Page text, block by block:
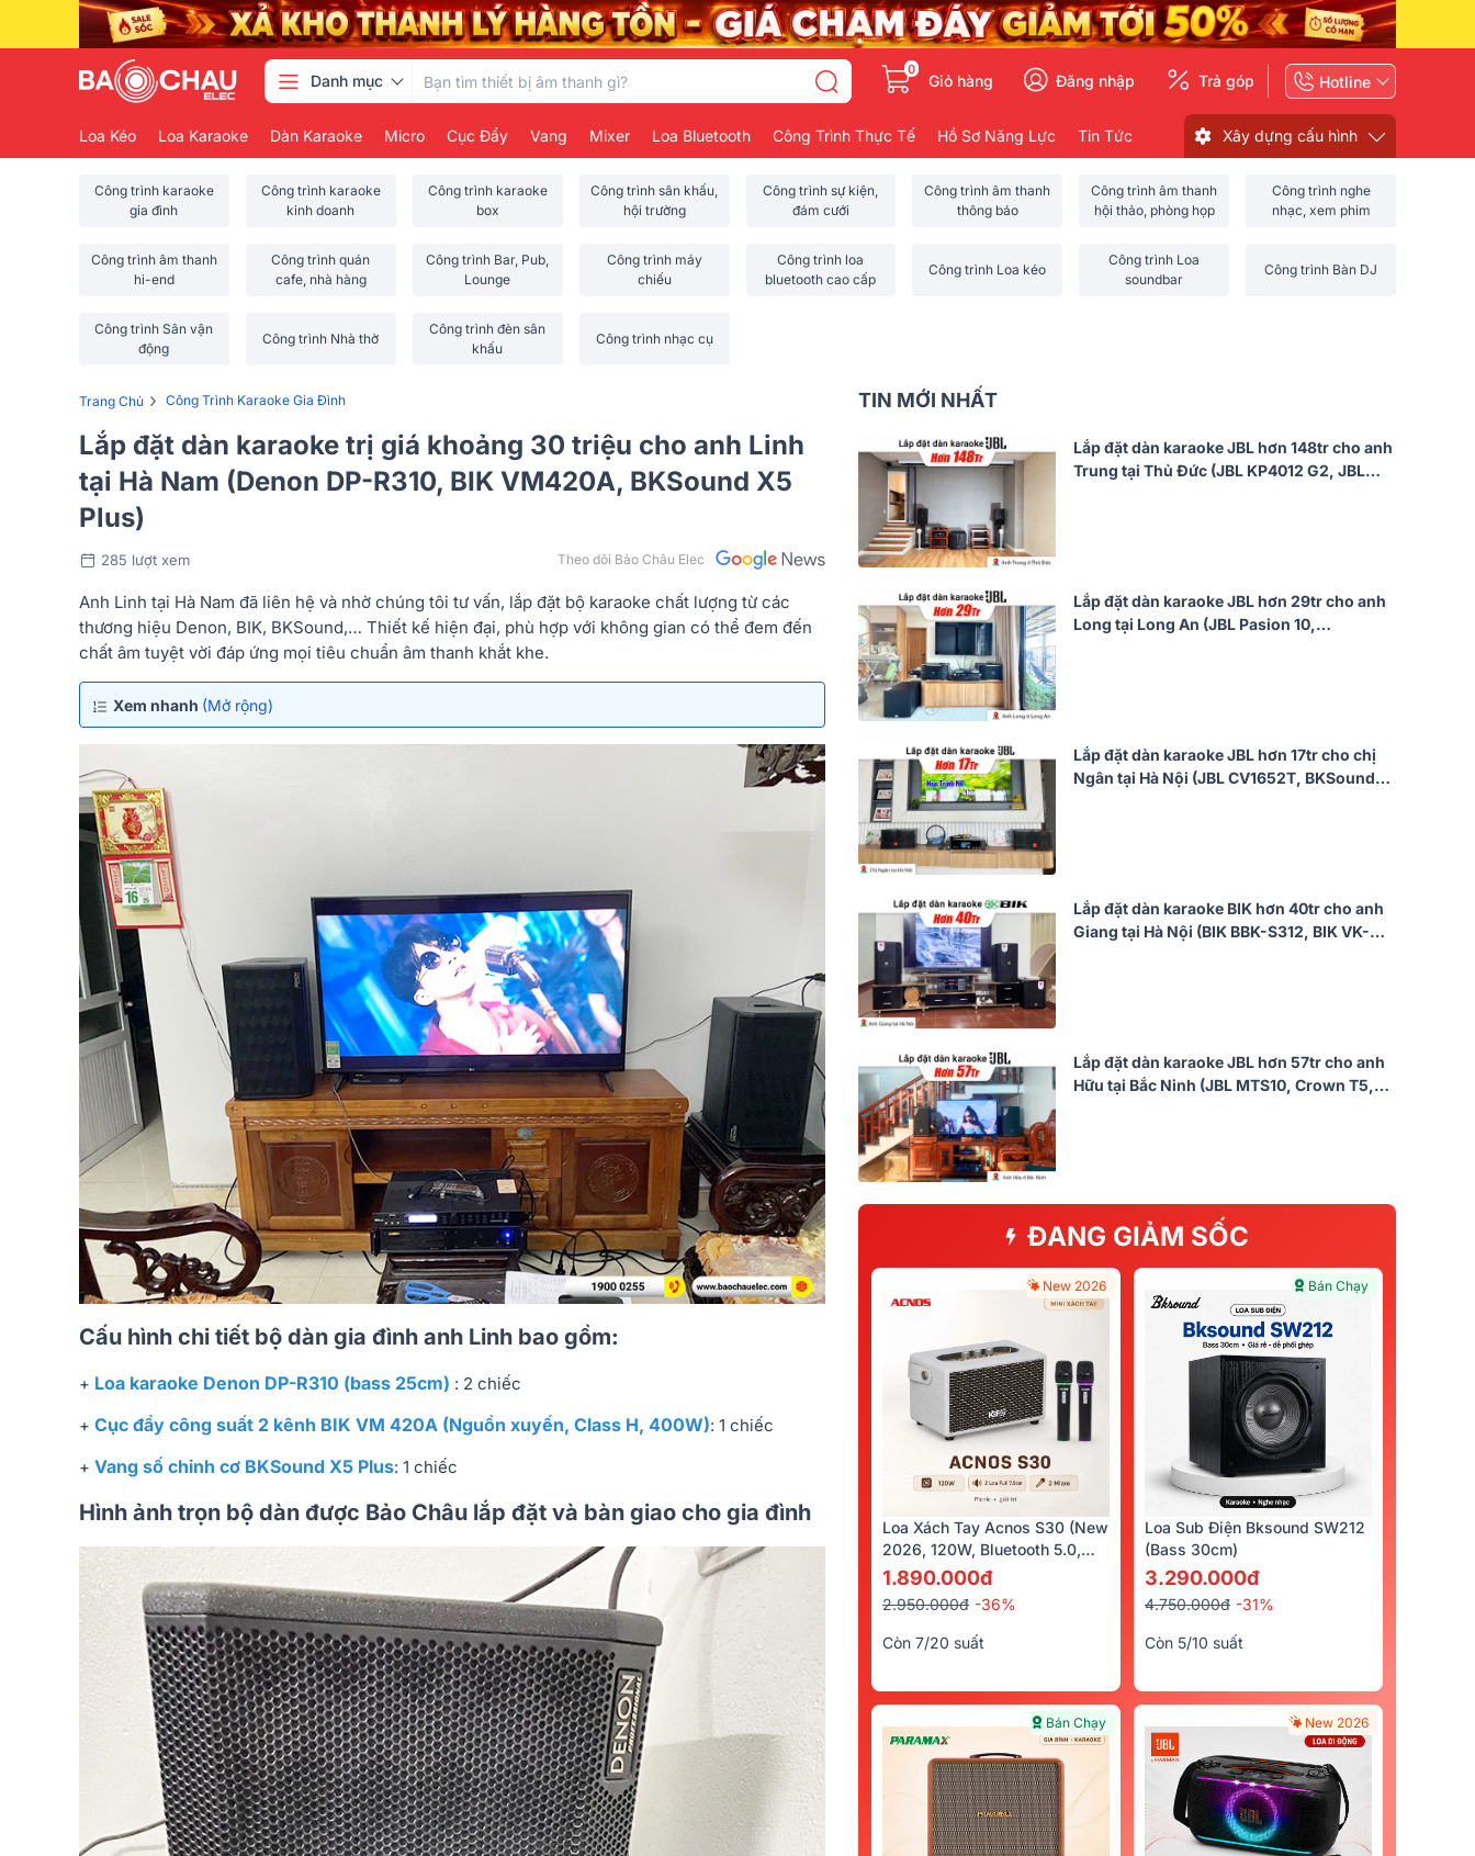
Danh mục
0
Giỏ hàng Đăng nhập Trả góp Hotline
Loa Kéo Loa Karaoke Dàn Karaoke Micro Cục Đẩy Vang Mixer Loa Bluetooth Công Trình Thực Tế Hồ Sơ Năng Lực Tin Tức Xây dựng cấu hình
Công trình karaoke
gia đình
Công trình karaoke
kinh doanh
Công trình karaoke
box
Công trình sân khấu,
hội trường
Công trình sự kiện,
đám cưới
Công trình âm thanh
thông báo
Công trình âm thanh
hội thảo, phòng họp
Công trình nghe
nhạc, xem phim
Công trình âm thanh
hi-end
Công trình quán
cafe, nhà hàng
Công trình Bar, Pub,
Lounge
Công trình máy
chiếu
Công trình loa
bluetooth cao cấp
Công trình Loa kéo
Công trình Loa
soundbar
Công trình Bàn DJ
Công trình Sân vận
động
Công trình Nhà thờ
Công trình đèn sân
khấu
Công trình nhạc cụ
Trang Chủ › Công Trình Karaoke Gia Đình
Lắp đặt dàn karaoke trị giá khoảng 30 triệu cho anh Linh
tại Hà Nam (Denon DP-R310, BIK VM420A, BKSound X5
Plus)
285 lượt xem Theo dõi Bảo Châu Elec
Anh Linh tại Hà Nam đã liên hệ và nhờ chúng tôi tư vấn, lắp đặt bộ karaoke chất lượng từ các
thương hiệu Denon, BIK, BKSound,… Thiết kế hiện đại, phù hợp với không gian có thể đem đến
chất âm tuyệt vời đáp ứng mọi tiêu chuẩn âm thanh khắt khe.
Xem nhanh (Mở rộng)
Cấu hình chi tiết bộ dàn gia đình anh Linh bao gồm:
+ Loa karaoke Denon DP-R310 (bass 25cm) : 2 chiếc
+ Cục đẩy công suất 2 kênh BIK VM 420A (Nguồn xuyến, Class H, 400W): 1 chiếc
+ Vang số chỉnh cơ BKSound X5 Plus: 1 chiếc
Hình ảnh trọn bộ dàn được Bảo Châu lắp đặt và bàn giao cho gia đình
TIN MỚI NHẤT
Lắp đặt dàn karaoke JBL hơn 148tr cho anh
Trung tại Thủ Đức (JBL KP4012 G2, JBL
Lắp đặt dàn karaoke JBL hơn 29tr cho anh
Long tại Long An (JBL Pasion 10,
Lắp đặt dàn karaoke JBL hơn 17tr cho chị
Ngân tại Hà Nội (JBL CV1652T, BKSound
Lắp đặt dàn karaoke BIK hơn 40tr cho anh
Giang tại Hà Nội (BIK BBK-S312, BIK VK-
Lắp đặt dàn karaoke JBL hơn 57tr cho anh
Hữu tại Bắc Ninh (JBL MTS10, Crown T5,
ĐANG GIẢM SỐC
New 2026
Loa Xách Tay Acnos S30 (New
2026, 120W, Bluetooth 5.0,
Kèm 2 Tay Micro)
1.890.000đ
2.950.000đ -36%
Còn 7/20 suất
Bán Chạy
Loa Sub Điện Bksound SW212
(bass 30cm)
3.290.000đ
4.750.000đ -31%
Còn 5/10 suất
Bán Chạy New 2026